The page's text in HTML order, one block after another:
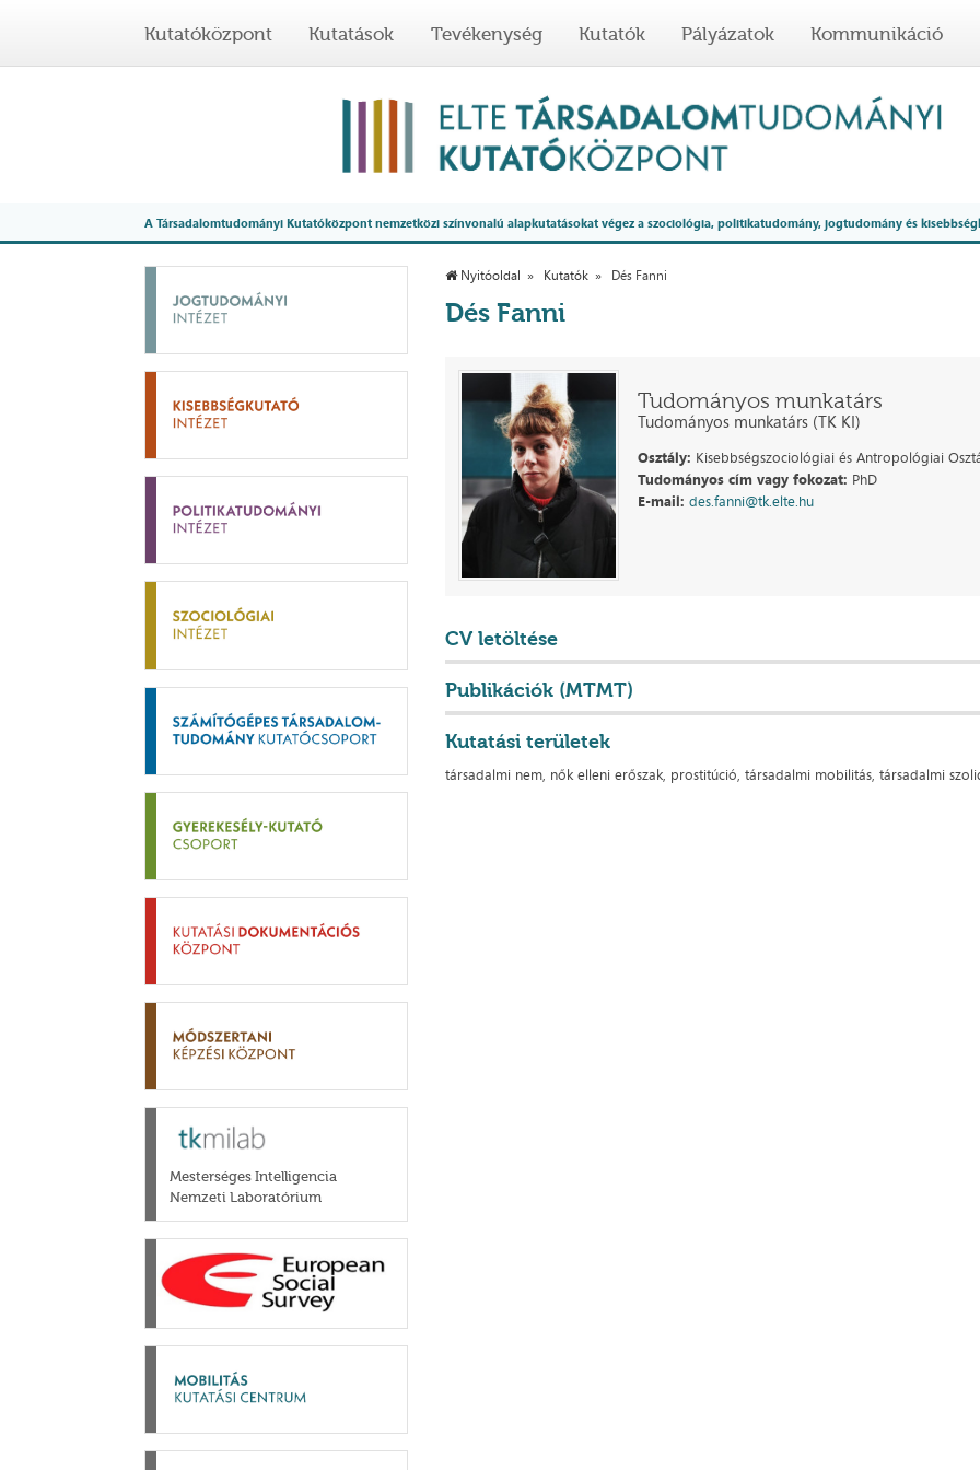
Kutatóközpont Kutatások Tevékenység Kutatók Pályázatok Kommunikáció
A Társadalomtudományi Kutatóközpont nemzetközi színvonalú alapkutatásokat végez a szociológia, politikatudomány, jogtudomány és
Mesterséges Intelligencia
Nemzeti Laboratórium
Nyitóoldal Kutatók Dés Fanni
Dés Fanni
Tudományos munkatárs
Tudományos munkatárs (TK KI)
Osztály: Kisebbségszociológiai és Antropológiai
Tudományos cím vagy fokozat: PhD
E-mail: des.fanni@tk.elte.hu
CV letöltése
Publikációk (MTMT)
Kutatási területek
társadalmi nem, nők elleni erőszak, prostitúció, társadalmi mobilitás, társadalmi